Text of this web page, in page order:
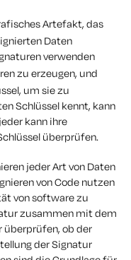
Artefakt, das
Daten
verwenden
zu erzeugen, und
um sie zu
Schlüssel kennt, kann
kann ihre
überprüfen.
jeder Art von Daten
von Code nutzen
von software zu
zusammen mit dem
überprüfen, ob der
der Signatur